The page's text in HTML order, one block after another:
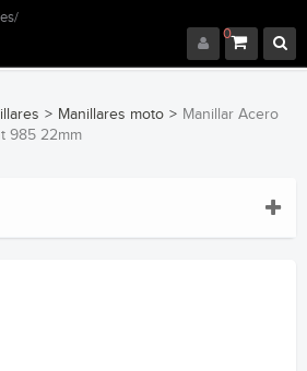
0
> Manillares moto > Manillar Acero
985 22mm